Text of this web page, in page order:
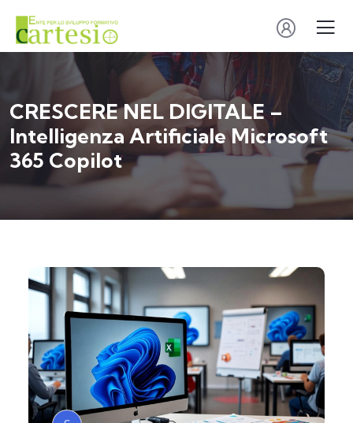
CRESCERE NEL DIGITALE –
Intelligenza Artificiale Microsoft
365 Copilot